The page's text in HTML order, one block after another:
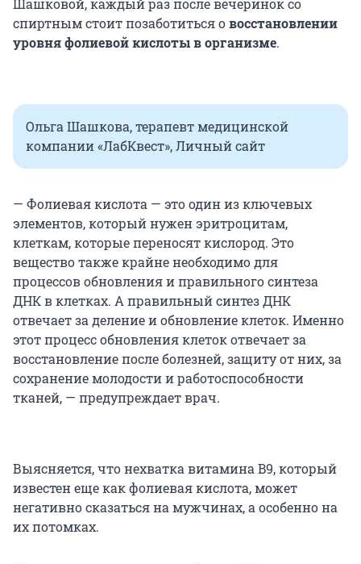
Шашковой, каждый раз после вечеринок со
спиртным стоит позаботиться овосстановлении
уровня фолиевой кислоты в организме.
Ольга Шашкова, терапевт медицинской
компании «ЛабКвест», Личный сайт
— Фолиевая кислота — это один из ключевых
элементов, который нужен эритроцитам,
клеткам, которые переносят кислород. Это
вещество также крайне необходимо для
процессов обновления и правильного синтеза
ДНК в клетках. А правильный синтез ДНК
отвечает за деление и обновление клеток. Именно
этот процесс обновления клеток отвечает за
восстановление после болезней, защиту от них, за
сохранение молодости и работоспособности
тканей, — предупреждает врач.
Выясняется, что нехватка витамина B9, который
известен еще как фолиевая кислота, может
негативно сказаться на мужчинах, а особенно на
их потомках.